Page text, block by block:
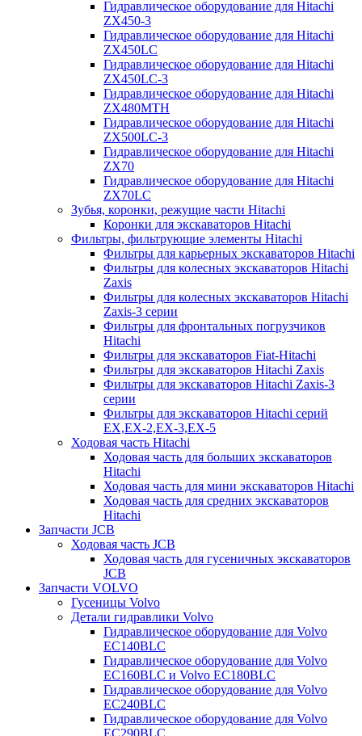
Гидравлическое оборудование для Hitachi
ZX450-3
Гидравлическое оборудование для Hitachi
ZX450LC
Гидравлическое оборудование для Hitachi
ZX450LC-3
Гидравлическое оборудование для Hitachi
ZX480MTH
Гидравлическое оборудование для Hitachi
ZX500LC-3
Гидравлическое оборудование для Hitachi
ZX70
Гидравлическое оборудование для Hitachi
ZX70LC
Зубья, коронки, режущие части Hitachi
Коронки для экскаваторов Hitachi
Фильтры, фильтрующие элементы Hitachi
Фильтры для карьерных экскаваторов Hitachi
Фильтры для колесных экскаваторов Hitachi
Zaxis
Фильтры для колесных экскаваторов Hitachi
Zaxis-3 серии
Фильтры для фронтальных погрузчиков
Hitachi
Фильтры для экскаваторов Fiat-Hitachi
Фильтры для экскаваторов Hitachi Zaxis
Фильтры для экскаваторов Hitachi Zaxis-3
серии
Фильтры для экскаваторов Hitachi серий
EX,EX-2,EX-3,EX-5
Ходовая часть Hitachi
Ходовая часть для больших экскаваторов
Hitachi
Ходовая часть для мини экскаваторов Hitachi
Ходовая часть для средних экскаваторов
Hitachi
Запчасти JCB
Ходовая часть JCB
Ходовая часть для гусеничных экскаваторов
JCB
Запчасти VOLVO
Гусеницы Volvo
Детали гидравлики Volvo
Гидравлическое оборудование для Volvo
EC140BLC
Гидравлическое оборудование для Volvo
EC160BLC и Volvo EC180BLC
Гидравлическое оборудование для Volvo
EC240BLC
Гидравлическое оборудование для Volvo
EC290BLC